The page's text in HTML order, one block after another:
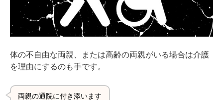
体の不自由な両親、または高齢の両親がいる場合は介護
を理由にするのも手です。
両親の通院に付き添います